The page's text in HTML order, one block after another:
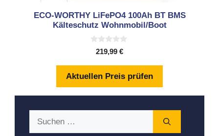
ECO-WORTHY LiFePO4 100Ah BT BMS
Kälteschutz Wohnmobil/Boot
5
219,99 €
Aktuellen Preis prüfen